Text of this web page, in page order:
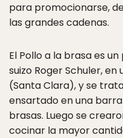
para promocionarse,
las grandes cadenas.
El Pollo a la brasa es
suizo Roger Schuler,
(Santa Clara), y se
ensartado en una
brasas. Luego se
cocinar la mayor